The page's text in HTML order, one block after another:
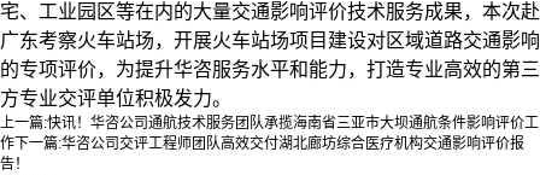
宅、工业园区等在内的大量交通影响评价技术服务成果，本次赴
广东考察火车站场，开展火车站场项目建设对区域道路交通影响
的专项评价，为提升华咨服务水平和能力，打造专业高效的第三
方专业交评单位积极发力。
上一篇:快讯！华咨公司通航技术服务团队承揽海南省三亚市大坝通航条件影响评价工
作 下一篇:华咨公司交评工程师团队高效交付湖北廊坊综合医疗机构交通影响评价报
告！